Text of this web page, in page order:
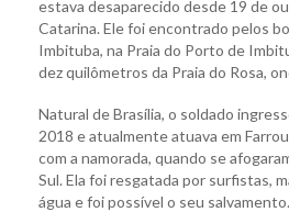
estava desaparecido desde 19 de
Catarina. Ele foi encontrado pelos
Imbituba, na Praia do Porto de
dez quilômetros da Praia do Rosa,
Natural de Brasília, o soldado
2018 e atualmente atuava em
com a namorada, quando se
Sul. Ela foi resgatada por surfistas,
água e foi possível o seu